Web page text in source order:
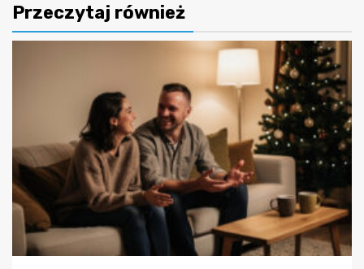
Przeczytaj również